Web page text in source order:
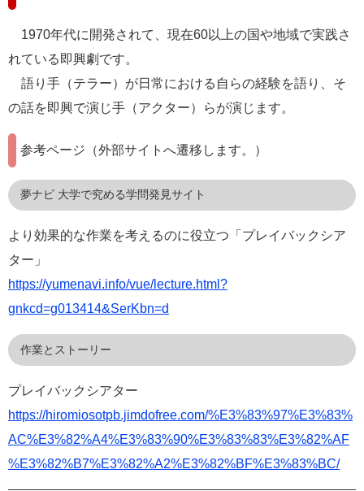
1970年代に開発されて、現在60以上の国や地域で実践さ
れている即興劇です。
語り手（テラー）が日常における自らの経験を語り、そ
の話を即興で演じ手（アクター）らが演じます。
参考ページ（外部サイトへ遷移します。）
夢ナビ 大学で究める学問発見サイト
より効果的な作業を考えるのに役立つ「プレイバックシア
ター」
https://yumenavi.info/vue/lecture.html?
gnkcd=g013414&SerKbn=d
作業とストーリー
プレイバックシアター​
https://hiromiosotpb.jimdofree.com/%E3%83%97%E3%83%
AC%E3%82%A4%E3%83%90%E3%83%83%E3%82%AF
%E3%82%B7%E3%82%A2%E3%82%BF%E3%83%BC/